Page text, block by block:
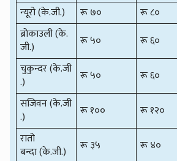
न्यूरो (के.जी.)
रू ७० रू ८०
ब्रोकाउली (के.
जी.)
रू ५० रू ६०
चुकुन्दर (के.जी
.)
रू ५० रू ६०
सजिवन (के.जी
.)
रू १०० रू १२०
रातो
बन्दा (के.जी.)
रू ३५ रू ४०